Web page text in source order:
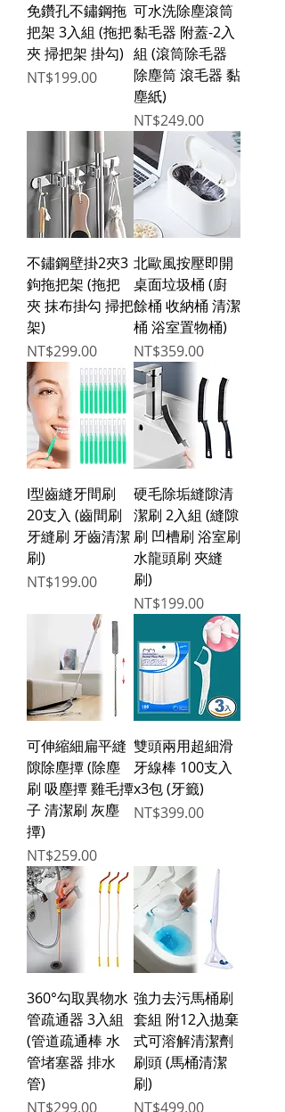
免鑽孔不鏽鋼拖
把架 3入組 (拖把
夾 掃把架 掛勾)
Price
NT$199.00
可水洗除塵滾筒
黏毛器 附蓋-2入
組 (滾筒除毛器
除塵筒 滾毛器 黏
塵紙)
Price
NT$249.00
不鏽鋼壁掛2夾3
鉤拖把架 (拖把
夾 抹布掛勾 掃把
架)
Price
NT$299.00
北歐風按壓即開
桌面垃圾桶 (廚
餘桶 收納桶 清潔
桶 浴室置物桶)
Price
NT$359.00
I型齒縫牙間刷
20支入 (齒間刷
牙縫刷 牙齒清潔
刷)
Price
NT$199.00
硬毛除垢縫隙清
潔刷 2入組 (縫隙
刷 凹槽刷 浴室刷
水龍頭刷 夾縫
刷)
Price
NT$199.00
可伸縮細扁平縫
隙除塵撢 (除塵
刷 吸塵撢 雞毛撢
子 清潔刷 灰塵
撢)
Price
NT$259.00
雙頭兩用超細滑
牙線棒 100支入
x3包 (牙籤)
Price
NT$399.00
360°勾取異物水
管疏通器 3入組
(管道疏通棒 水
管堵塞器 排水
管)
Price
NT$299.00
強力去污馬桶刷
套組 附12入拋棄
式可溶解清潔劑
刷頭 (馬桶清潔
刷)
Price
NT$499.00